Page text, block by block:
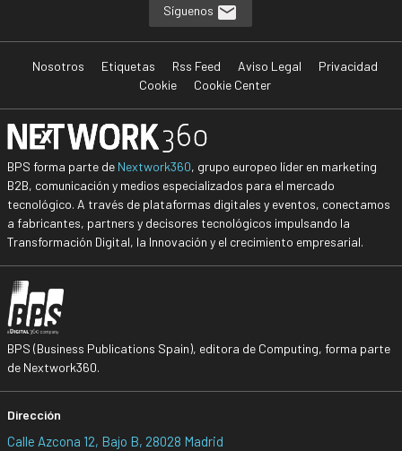
Síguenos
Nosotros Etiquetas Rss Feed Aviso Legal
Privacidad
Cookie
Cookie Center
BPS forma parte de Nextwork360, grupo europeo líder en marketing
B2B, comunicación y medios especializados para el mercado
tecnológico. A través de plataformas digitales y eventos, conectamos
a fabricantes, partners y decisores tecnológicos impulsando la
Transformación Digital, la Innovación y el crecimiento empresarial.
BPS (Business Publications Spain), editora de Computing, forma parte
de Nextwork360.
Dirección
Calle Azcona 12, Bajo B, 28028 Madrid